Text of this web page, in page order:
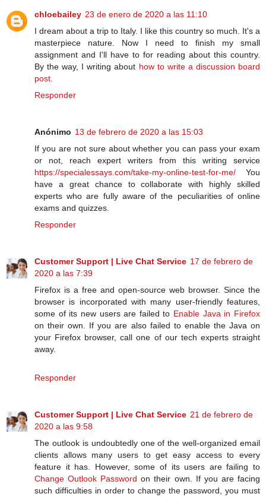
chloebailey 23 de enero de 2020 a las 11:10
I dream about a trip to Italy. I like this country so much. It's a
masterpiece nature. Now I need to finish my small
assignment and I'll have to for reading about this country.
By the way, I writing about how to write a discussion board
post
Responder
Anónimo 13 de febrero de 2020 a las 15:03
If you are not sure about whether you can pass your exam
or not, reach expert writers from this writing service
https://specialessays.com/take-my-online-test-for-me/ You
have a great chance to collaborate with highly skilled
experts who are fully aware of the peculiarities of online
exams and quizzes.
Responder
Customer Support | Live Chat Service 17 de febrero de
2020 a las 7:39
Firefox is a free and open-source web browser. Since the
browser is incorporated with many user-friendly features,
some of its new users are failed to Enable Java in Firefox
on their own. If you are also failed to enable the Java on
your Firefox browser, call one of our tech experts straight
away.
Responder
Customer Support | Live Chat Service 21 de febrero de
2020 a las 9:58
The outlook is undoubtedly one of the well-organized email
clients allows many users to get easy access to every
feature it has. However, some of its users are failing to
Change Outlook Password on their own. If you are facing
such difficulties in order to change the password, you must